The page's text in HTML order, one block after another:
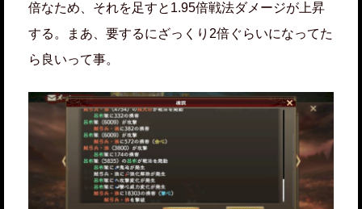
倍なため、それを足すと1.95倍戦法ダメージが上昇
する。まあ、要するにざっくり2倍ぐらいになってた
ら良いって事。